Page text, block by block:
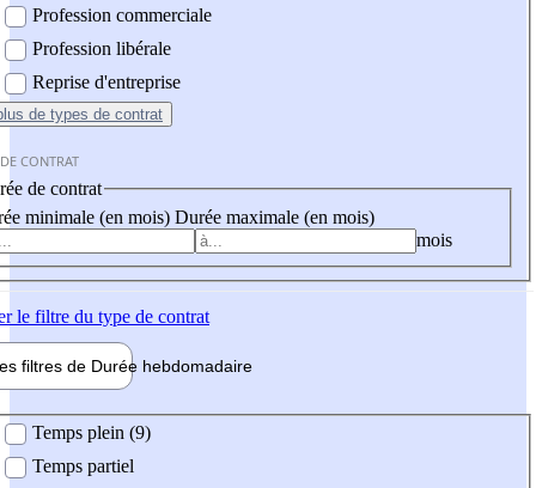
Profession commerciale
Profession libérale
Reprise d'entreprise
de types de contrat
CONTRAT
de contrat
minimale (en mois) Durée maximale (en mois)
mois
le filtre du type de contrat
filtres de Durée hebdomadaire
Temps plein (9)
Temps partiel